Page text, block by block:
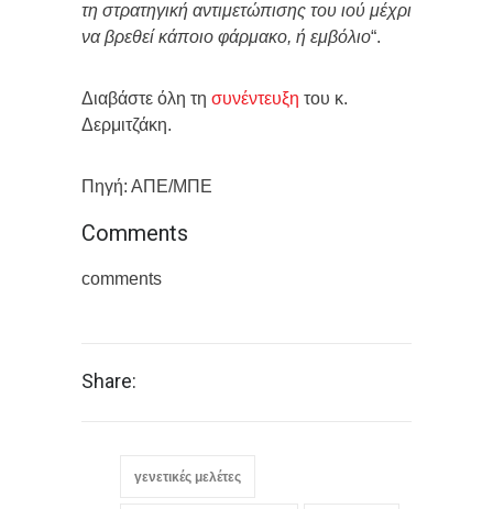
τη στρατηγική αντιμετώπισης του ιού μέχρι
να βρεθεί κάποιο φάρμακο, ή εμβόλιο“.
Διαβάστε όλη τη συνέντευξη του κ.
Δερμιτζάκη.
Πηγή: ΑΠΕ/ΜΠΕ
Comments
comments
Share:
γενετικές μελέτες